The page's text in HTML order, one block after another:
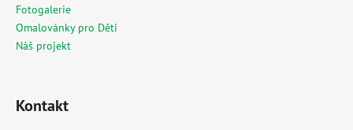
Fotogalerie
Omalovánky pro Děti
Náš projekt
Kontakt